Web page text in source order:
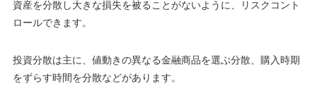
資産を分散し大きな損失を被ることがないように、リスクコント
ロールできます。
投資分散は主に、値動きの異なる金融商品を選ぶ分散、購入時期
をずらす時間を分散などがあります。